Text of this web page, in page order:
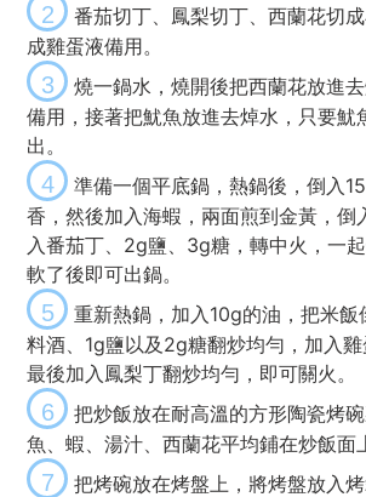
2
番茄切丁、鳳梨切丁、西蘭花切
成雞蛋液備用。
3
燒一鍋水，燒開後把西蘭花放進
備用，接著把魷魚放進去焯水，只要魷
出。
4
準備一個平底鍋，熱鍋後，倒入
香，然後加入海蝦，兩面煎到金黃，倒
入番茄丁、2g鹽、3g糖，轉中火，一
軟了後即可出鍋。
5
重新熱鍋，加入10g的油，把米
料酒、1g鹽以及2g糖翻炒均勻，加入雞
最後加入鳳梨丁翻炒均勻，即可關火。
6
把炒飯放在耐高溫的方形陶瓷烤
魚、蝦、湯汁、西蘭花平均鋪在炒飯面
7
把烤碗放在烤盤上，將烤盤放入